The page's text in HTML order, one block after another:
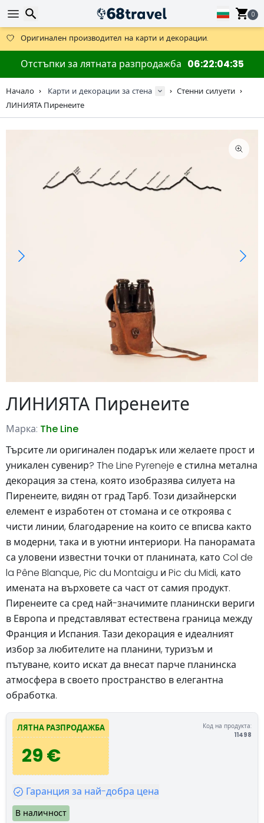
0
Предлага се и DHL Express за една нощ.
30 дни за връщане, 90 дни за дървени карти и декорации.
Оригинален производител на карти и декорации.
Отстъпки за лятната разпродажба 06220435
Начало Карти и декорации за стена
Стенни силуети
ЛИНИЯТА Пиренеите
ЛИНИЯТА Пиренеите
Марка: The Line
Търсите ли оригинален подарък или желаете прост и
уникален сувенир? The Line Pyreneje е стилна метална
декорация за стена, която изобразява силуета на
Пиренеите, видян от град Тарб. Този дизайнерски
елемент е изработен от стомана и се откроява с
чисти линии, благодарение на които се вписва както
в модерни, така и в уютни интериори. На панорамата
са уловени известни точки от планината, като Col de
la Pêne Blanque, Pic du Montaigu и Pic du Midi, като
имената на върховете са част от самия продукт.
Пиренеите са сред най-значимите планински вериги
в Европа и представляват естествена граница между
Франция и Испания. Тази декорация е идеалният
избор за любителите на планини, туризъм и
пътуване, които искат да внесат парче планинска
атмосфера в своето пространство в елегантна
обработка.
ЛЯТНА РАЗПРОДАЖБА
29 €
Код на продукта:
11498
Гаранция за най-добра цена
В наличност
Търсене
Търсене